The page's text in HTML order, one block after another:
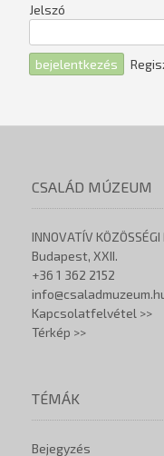
Jelszó
CSALÁD MÚZEUM
INNOVATÍV
Budapest, XXII.
+36 1 362 2152
Kapcsolatfelvétel >>
Térkép >>
TÉMÁK
Bejegyzés